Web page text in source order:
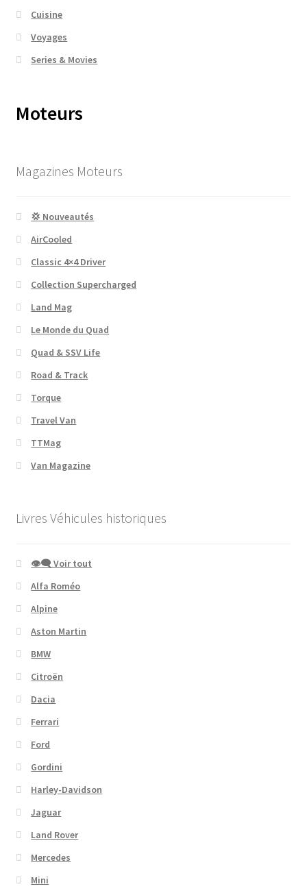
Cuisine
Voyages
Series & Movies
Moteurs
Magazines Moteurs
💢 Nouveautés
AirCooled
Classic 4×4 Driver
Collection Supercharged
Land Mag
Le Monde du Quad
Quad & SSV Life
Road & Track
Torque
Travel Van
TTMag
Van Magazine
Livres Véhicules historiques
👁‍🗨 Voir tout
Alfa Roméo
Alpine
Aston Martin
BMW
Citroën
Dacia
Ferrari
Ford
Gordini
Harley-Davidson
Jaguar
Land Rover
Mercedes
Mini